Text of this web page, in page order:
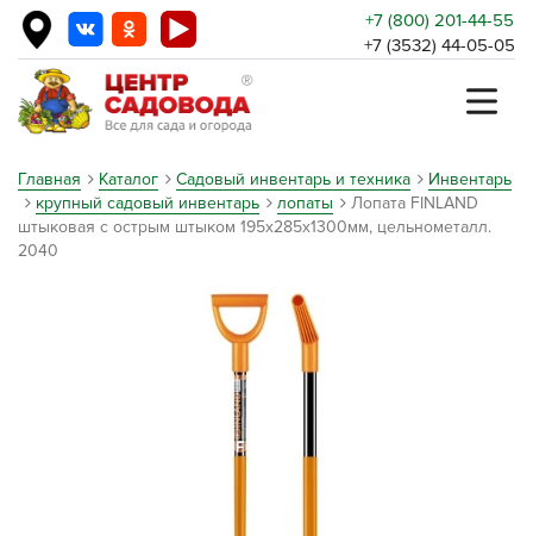
+7 (800) 201-44-55
+7 (3532) 44-05-05
Главная Каталог Садовый инвентарь и техника
Инвентарь
крупный садовый инвентарь
лопаты
Лопата FINLAND
штыковая с острым штыком 195х285х1300мм, цельнометалл.
2040